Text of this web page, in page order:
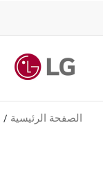
الصفحة الرئيسية